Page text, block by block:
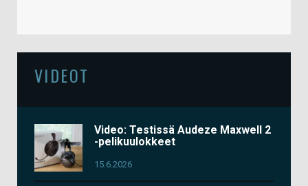
VIDEOT
Video: Testissä Audeze Maxwell 2
-pelikuulokkeet
15.6.2026